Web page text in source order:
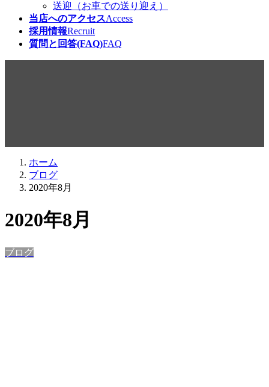
送迎（お車での送り迎え）
当店へのアクセスAccess
採用情報Recruit
質問と回答(FAQ)FAQ
ホーム
ブログ
2020年8月
2020年8月
ブログ